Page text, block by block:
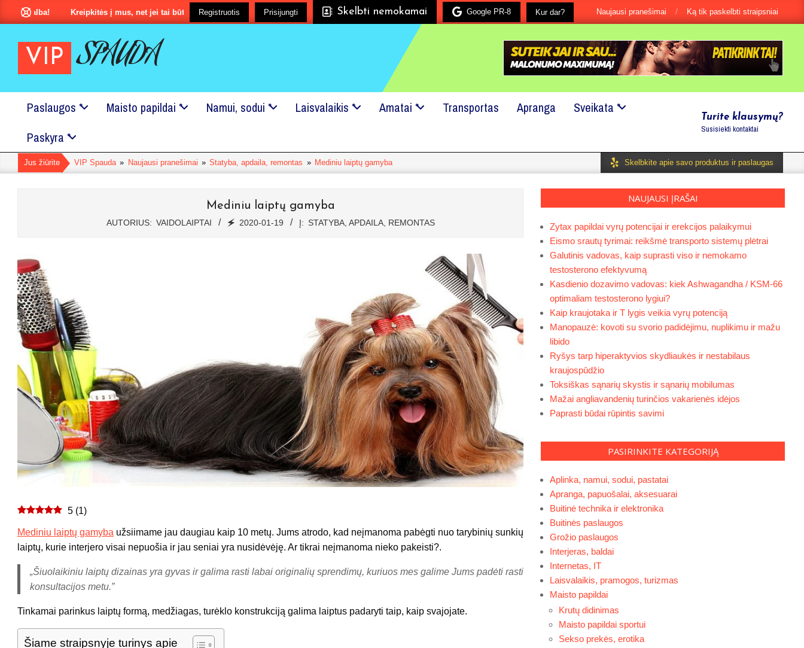
Pereiti
prie
Kreipkitės į mus, net jei tai būtu ir labai maža smulkmena? Mes mielai padėsime! 24x7 pagalba! Kreipkitės į mus, net jei tai būtu ir labai maža smulkmena? Mes mielai
Registruotis Prisijungti Skelbti nemokamai Google PR-8 Kur dar? Naujausi pranešimai Ką tik paskelbti straipsniai
VIP SPAUDA
Naršymo
Meniu
Paslaugos * Maisto papildai * Namui, sodui * Laisvalaikis * Amatai * Transportas Apranga
Sveikata *
Paskyra *
Turite klausymų?
Susisiekti kontaktai
Jus žiūrite VIP Spauda » Naujausi pranešimai » Statyba, apdaila, remontas » Mediniu laiptų gamyba Skelbkite apie savo produktus ir paslaugas
Mediniu laiptų gamyba
AUTORIUS: VAIDOLAIPTAI 🗲 2020-01-19 Į: STATYBA, APDAILA, REMONTAS
5 (1)
Mediniu laiptų gamyba užsiimame jau daugiau kaip 10 metų. Jums atrodo, kad neįmanoma pabėgti nuo tarybinių sunkių
laiptų, kurie interjero visai nepuošia ir jau seniai yra nusidėvėję. Ar tikrai neįmanoma nieko pakeisti?.
„Šiuolaikiniu laiptų dizainas yra gyvas ir galima rasti labai originalių sprendimų, kuriuos mes galime Jums padėti rasti
konsultacijos metu.”
Tinkamai parinkus laiptų formą, medžiagas, turėklo konstrukciją galima laiptus padaryti taip, kaip svajojate.
Šiame straipsnyje turinys apie
NAUJAUSI ĮRAŠAI
Zytax papildai vyrų potencijai ir erekcijos palaikymui
Eismo srautų tyrimai: reikšmė transporto sistemų plėtrai
Galutinis vadovas, kaip suprasti viso ir nemokamo
testosterono efektyvumą
Kasdienio dozavimo vadovas: kiek Ashwagandha / KSM-66
optimaliam testosterono lygiui?
Kaip kraujotaka ir T lygis veikia vyrų potenciją
Manopauzė: kovoti su svorio padidėjimu, nuplikimu ir mažu
libido
Ryšys tarp hiperaktyvios skydliaukės ir nestabilaus
kraujospūdžio
Toksiškas sąnarių skystis ir sąnarių mobilumas
Mažai angliavandenių turinčios vakarienės idėjos
Paprasti būdai rūpintis savimi
PASIRINKITE KATEGORIJĄ
Aplinka, namui, sodui, pastatai
Apranga, papuošalai, aksesuarai
Buitinė technika ir elektronika
Buitinės paslaugos
Grožio paslaugos
Interjeras, baldai
Internetas, IT
Laisvalaikis, pramogos, turizmas
Maisto papildai
Krutų didinimas
Maisto papildai sportui
Sekso prekės, erotika